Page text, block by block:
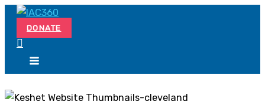
Skip
content
DONATE
Search...